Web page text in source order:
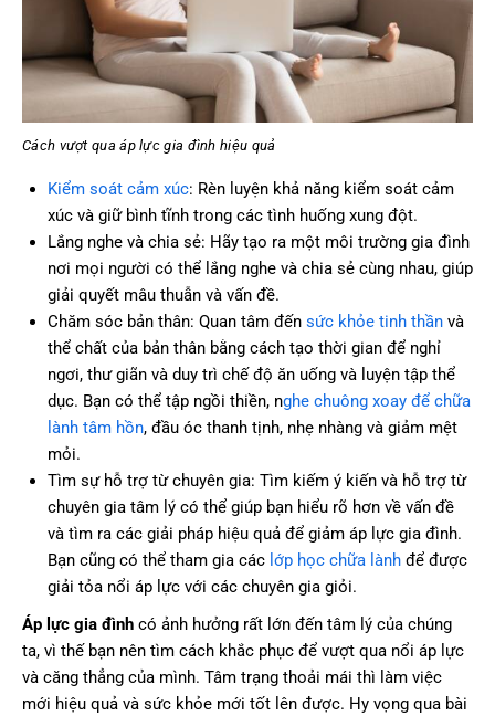
Cách vượt qua áp lực gia đình hiệu quả
Kiểm soát cảm xúc: Rèn luyện khả năng kiểm soát cảm
xúc và giữ bình tĩnh trong các tình huống xung đột.
Lắng nghe và chia sẻ: Hãy tạo ra một môi trường gia đình
nơi mọi người có thể lắng nghe và chia sẻ cùng nhau, giúp
giải quyết mâu thuẫn và vấn đề.
Chăm sóc bản thân: Quan tâm đến sức khỏe tinh thầnvà
thể chất của bản thân bằng cách tạo thời gian để nghỉ
ngơi, thư giãn và duy trì chế độ ăn uống và luyện tập thể
dục. Bạn có thể tập ngồi thiền, nghe chuông xoay để chữa
lành tâm hồn, đầu óc thanh tịnh, nhẹ nhàng và giảm mệt
mỏi.
Tìm sự hỗ trợ từ chuyên gia: Tìm kiếm ý kiến và hỗ trợ từ
chuyên gia tâm lý có thể giúp bạn hiểu rõ hơn về vấn đề
và tìm ra các giải pháp hiệu quả để giảm áp lực gia đình.
Bạn cũng có thể tham gia các lớp học chữa lànhđể được
giải tỏa nổi áp lực với các chuyên gia giỏi.
Áp lực gia đình có ảnh hưởng rất lớn đến tâm lý của chúng
ta, vì thế bạn nên tìm cách khắc phục để vượt qua nổi áp lực
và căng thẳng của mình. Tâm trạng thoải mái thì làm việc
mới hiệu quả và sức khỏe mới tốt lên được. Hy vọng qua bài